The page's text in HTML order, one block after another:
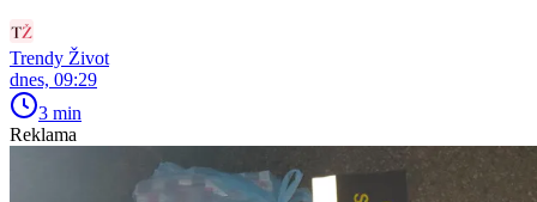
Trendy Život
dnes, 09:29
3 min
Reklama